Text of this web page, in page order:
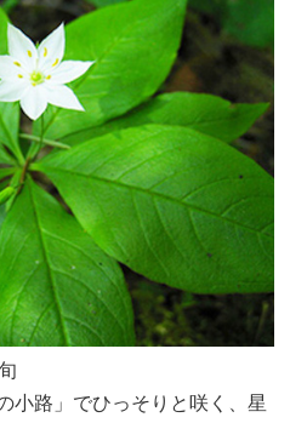
小路」でひっそりと咲く、星